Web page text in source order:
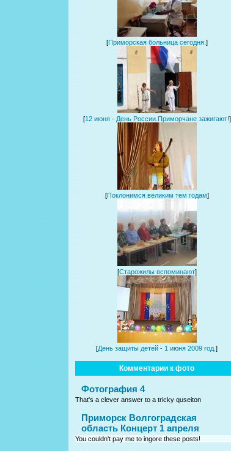
[Приморская больница сегодня. ]
[12 июня - День России.Приморчане зажигают!]
[Поклонимся великим тем годам]
[Старожилы вспоминают]
[День защиты детей - 1 июня 2009 год. ]
Комментарии к фото
Фотография 4
That's a clever answer to a tricky quseiton
Приморск Волгоградская
область Концерт 1 апреля
You couldn't pay me to ingore these posts!